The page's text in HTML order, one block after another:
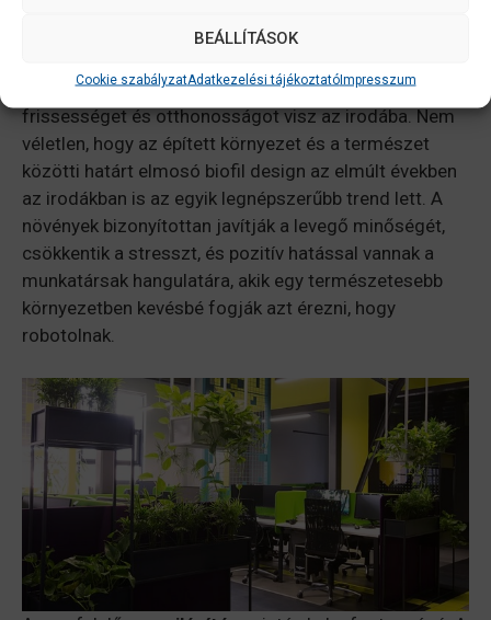
BEÁLLÍTÁSOK
Cookie szabályzatAdatkezelési tájékoztatóImpresszum
Az apró részletek legalább annyira fontosak, mint a
közelsége – akár néhányzöld növényformájában –
frissességet és otthonosságot visz az irodába. Nem
véletlen, hogy az épített környezet és a természet
közötti határt elmosó biofil design az elmúlt években
az irodákban is az egyik legnépszerűbb trend lett. A
növények bizonyítottan javítják a levegő minőségét,
csökkentik a stresszt, és pozitív hatással vannak a
munkatársak hangulatára, akik egy természetesebb
környezetben kevésbé fogják azt érezni, hogy
robotolnak.